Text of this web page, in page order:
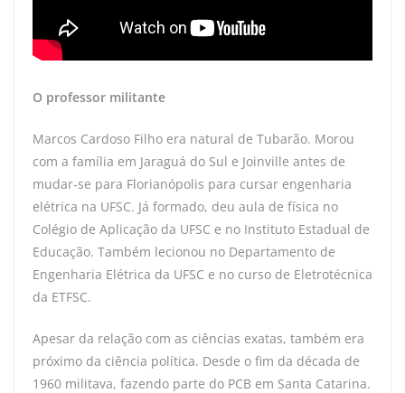
O professor militante
Marcos Cardoso Filho era natural de Tubarão. Morou
com a família em Jaraguá do Sul e Joinville antes de
mudar-se para Florianópolis para cursar engenharia
elétrica na UFSC. Já formado, deu aula de física no
Colégio de Aplicação da UFSC e no Instituto Estadual de
Educação. Também lecionou no Departamento de
Engenharia Elétrica da UFSC e no curso de Eletrotécnica
da ETFSC.
Apesar da relação com as ciências exatas, também era
próximo da ciência política. Desde o fim da década de
1960 militava, fazendo parte do PCB em Santa Catarina.